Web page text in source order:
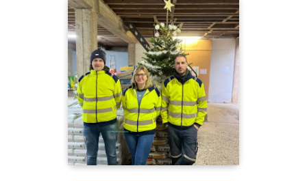
"J-10 avant la fermeture annuelle du siège
Calipso !📣
Pour l’occasion Claire du service ADV et
Angélique du service OAD vous souhaite de
belles fêtes de fin d’année ! 🎅 "